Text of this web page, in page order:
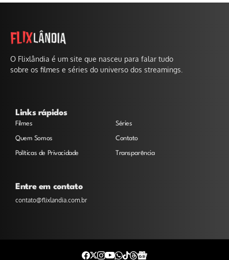
O Flixlândia é um site que nasceu para falar tudo
sobre os filmes e séries do universo dos streamings.
Links rápidos
Filmes Séries
Quem Somos Contato
Políticas de Privacidade Transparência
Entre em contato
contato@flixlandia.com.br